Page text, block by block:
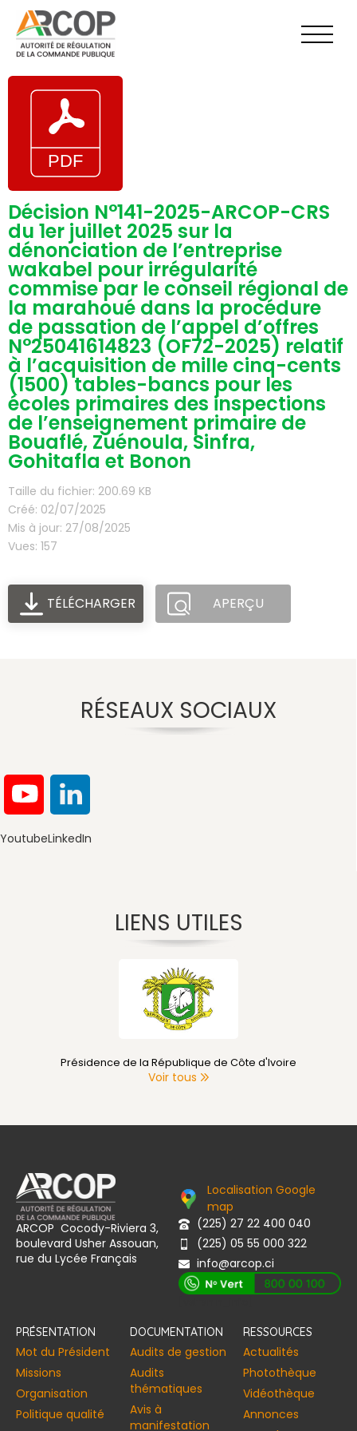
contenu
Décision N°141-2025-ARCOP-CRS
du 1er juillet 2025 sur la
dénonciation de l’entreprise
wakabel pour irrégularité
commise par le conseil régional de
la marahoué dans la procédure
de passation de l’appel d’offres
N°25041614823 (OF72-2025) relatif
à l’acquisition de mille cinq-cents
(1500) tables-bancs pour les
écoles primaires des inspections
de l’enseignement primaire de
Bouaflé, Zuénoula, Sinfra,
Gohitafla et Bonon
Taille du fichier: 200.69 KB
Créé: 02/07/2025
Mis à jour: 27/08/2025
Vues: 157
TÉLÉCHARGER APERÇU
RÉSEAUX SOCIAUX
YoutubeLinkedIn
LIENS UTILES
Présidence de la République de Côte d'Ivoire
Voir tous
ARCOP Cocody-Riviera 3,
boulevard Usher Assouan,
rue du Lycée Français
Localisation Google
map
(225) 27 22 400 040
(225) 05 55 000 322
info@arcop.ci
PRÉSENTATION
Mot du Président
Missions
Organisation
Politique qualité
DOCUMENTATION
Audits de gestion
Audits
thématiques
Avis à
manifestation
RESSOURCES
Actualités
Photothèque
Vidéothèque
Annonces​